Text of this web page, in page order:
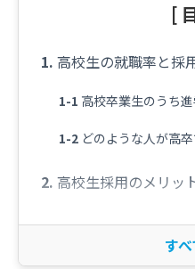
[
高校生の就職率と採
高校卒業生のうち
どのような人が高
高校生採用のメリッ
高卒採用のメリット
高卒採用のデメリッ